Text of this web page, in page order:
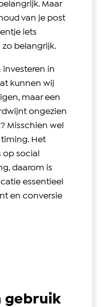
Maar
van je post
iets
zo belangrijk.
investeren in
kunnen wij
maar een
ongezien
Misschien wel
Het
social
daarom is
essentieel
en conversie
gebruik